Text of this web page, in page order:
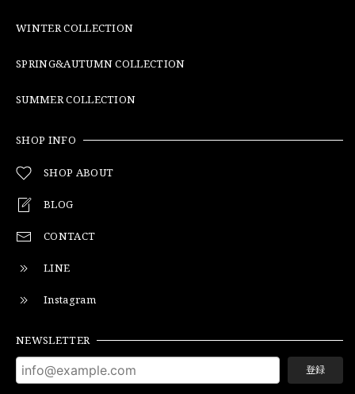
WINTER COLLECTION
SPRING&AUTUMN COLLECTION
SUMMER COLLECTION
SHOP INFO
SHOP ABOUT
BLOG
CONTACT
LINE
Instagram
NEWSLETTER
登録